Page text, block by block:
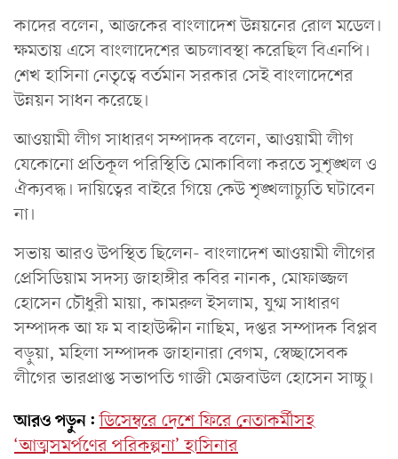
কাদের বলেন, আজকের বাংলাদেশ উন্নয়নের রোল মডেল।
ক্ষমতায় এসে বাংলাদেশের অচলাবস্থা করেছিল বিএনপি।
শেখ হাসিনা নেতৃত্বে বর্তমান সরকার সেই বাংলাদেশের
উন্নয়ন সাধন করেছে।
আওয়ামী লীগ সাধারণ সম্পাদক বলেন, আওয়ামী লীগ
যেকোনো প্রতিকূল পরিস্থিতি মোকাবিলা করতে সুশৃঙ্খল ও
ঐক্যবদ্ধ। দায়িত্বের বাইরে গিয়ে কেউ শৃঙ্খলাচ্যুতি ঘটাবেন
না।
সভায় আরও উপস্থিত ছিলেন- বাংলাদেশ আওয়ামী লীগের
প্রেসিডিয়াম সদস্য জাহাঙ্গীর কবির নানক, মোফাজ্জল
হোসেন চৌধুরী মায়া, কামরুল ইসলাম, যুগ্ম সাধারণ
সম্পাদক আ ফ ম বাহাউদ্দীন নাছিম, দপ্তর সম্পাদক বিপ্লব
বড়ুয়া, মহিলা সম্পাদক জাহানারা বেগম, স্বেচ্ছাসেবক
লীগের ভারপ্রাপ্ত সভাপতি গাজী মেজবাউল হোসেন সাচ্চু।
আরও পড়ুন: ডিসেম্বরে দেশে ফিরে নেতাকর্মীসহ
‘আত্মসমর্পণের পরিকল্পনা’ হাসিনার